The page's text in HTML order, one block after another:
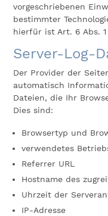
vorgeschriebenen
bestimmter
hierfür ist Art. 6 Abs. 1
Server-Log-
Der Provider der
automatisch
Dateien, die Ihr
Dies sind:
Browsertyp und
verwendetes
Referrer URL
Hostname des
Uhrzeit der
IP-Adresse